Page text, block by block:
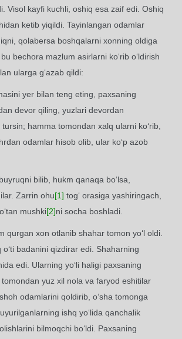
Visol kayfi kuchli, oshiq esa zaif edi. Oshiq
ketib yiqildi. Tayinlangan odamlar
qolabersa boshqalarni xonning oldiga
bechora mazlum asirlarni ko‘rib o‘ldirish
ularga g‘azab qildi:
yer bilan teng eting, paxsaning
devor qiling, yuzlari devordan
hamma tomondan xalq ularni ko‘rib,
odamlar hisob olib, ular ko‘p azob
bilib, hukm qanaqa bo‘lsa,
Zarrin ohu[1] tog‘ orasiga yashiringach,
mushki[2]ni socha boshladi.
qurgan xon otlanib shahar tomon yo‘l oldi.
badanini qizdirar edi. Shaharning
edi. Ularning yo‘li haligi paxsaning
tomondan yuz xil nola va faryod eshitilar
odamlarini qoldirib, o‘sha tomonga
ishq yo‘lida qanchalik
bilmoqchi bo‘ldi. Paxsaning